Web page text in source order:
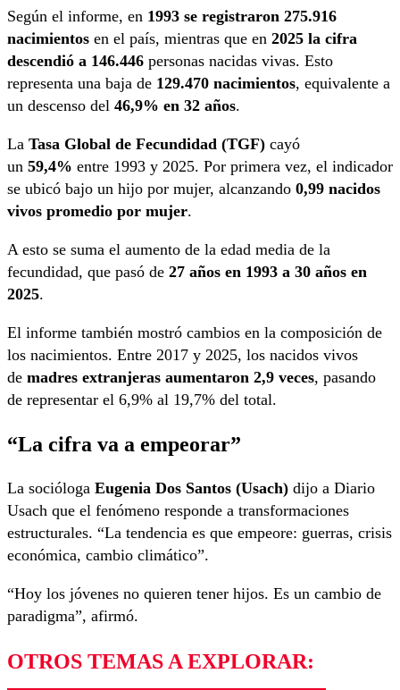
Según el informe, en 1993 se registraron 275.916
nacimientos en el país, mientras que en 2025 la cifra
descendió a 146.446 personas nacidas vivas. Esto
representa una baja de 129.470 nacimientos, equivalente a
un descenso del 46,9% en 32 años.
La Tasa Global de Fecundidad (TGF) cayó
un 59,4% entre 1993 y 2025. Por primera vez, el indicador
se ubicó bajo un hijo por mujer, alcanzando 0,99 nacidos
vivos promedio por mujer.
A esto se suma el aumento de la edad media de la
fecundidad, que pasó de 27 años en 1993 a 30 años en
2025.
El informe también mostró cambios en la composición de
los nacimientos. Entre 2017 y 2025, los nacidos vivos
de madres extranjeras aumentaron 2,9 veces, pasando
de representar el 6,9% al 19,7% del total.
“La cifra va a empeorar”
La socióloga Eugenia Dos Santos (Usach) dijo a Diario
Usach que el fenómeno responde a transformaciones
estructurales. “La tendencia es que empeore: guerras, crisis
económica, cambio climático”.
“Hoy los jóvenes no quieren tener hijos. Es un cambio de
paradigma”, afirmó.
OTROS TEMAS A EXPLORAR: